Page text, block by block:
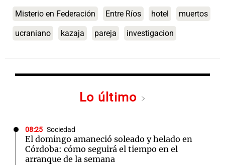
Misterio en Federación Entre Ríos hotel muertos
ucraniano kazaja pareja investigacion
Lo último
08:25 Sociedad
El domingo amaneció soleado y helado en
Córdoba: cómo seguirá el tiempo en el
arranque de la semana